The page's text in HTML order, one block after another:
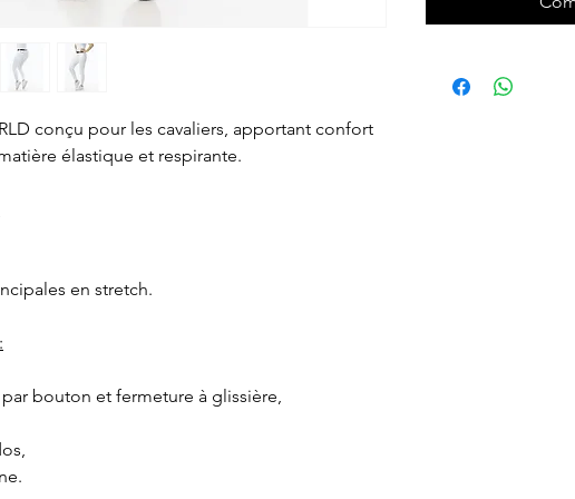
conçu pour les cavaliers, apportant confort
élastique et respirante.
en stretch.
bouton et fermeture à glissière,